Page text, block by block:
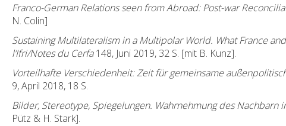
Franco-German Relations seen from Abroad: Post-war
N. Colin]
Sustaining Multilateralism in a Multipolar World. What France
l’Ifri/Notes du Cerfa148, Juni 2019, 32 S. [mit B. Kunz].
Vorteilhafte Verschiedenheit: Zeit für gemeinsame
9, April 2018, 18 S.
Bilder, Stereotype, Spiegelungen. Wahrnehmung des Nachbarn
Pütz & H. Stark].